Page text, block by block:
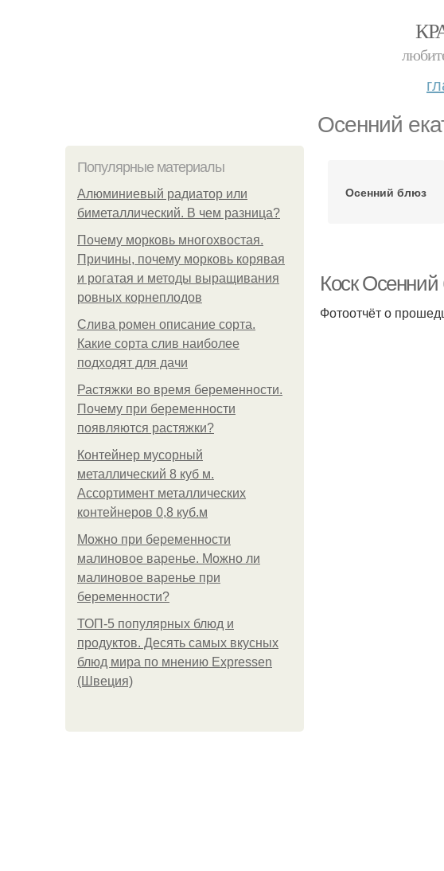
Осенний
Популярные материалы
Алюминиевый радиатор или
биметаллический. В чем разница?
Почему морковь многохвостая.
Причины, почему морковь корявая
и рогатая и методы выращивания
ровных корнеплодов
Слива ромен описание сорта.
Какие сорта слив наиболее
подходят для дачи
Растяжки во время беременности.
Почему при беременности
появляются растяжки?
Контейнер мусорный
металлический 8 куб м.
Ассортимент металлических
контейнеров 0,8 куб.м
Можно при беременности
малиновое варенье. Можно ли
малиновое варенье при
беременности?
ТОП-5 популярных блюд и
продуктов. Десять самых вкусных
блюд мира по мнению Expressen
(Швеция)
Осенний блюз
Коск
Фотоотчёт о